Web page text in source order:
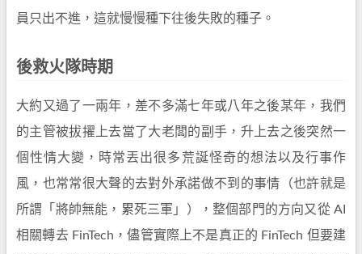
員只出不進，這就慢慢種下往後失敗的種子。
後救火隊時期
大約又過了一兩年，差不多滿七年或八年之後某年，我們
的主管被拔擢上去當了大老闆的副手，升上去之後突然一
個性情大變，時常丟出很多荒誕怪奇的想法以及行事作
風，也常常很大聲的去對外承諾做不到的事情（也許就是
所謂「將帥無能，累死三軍」），整個部門的方向又從 AI
相關轉去 FinTech，儘管實際上不是真正的 FinTech 但要建